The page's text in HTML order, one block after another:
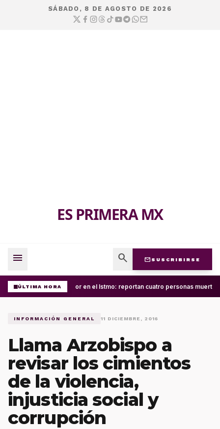
SÁBADO, 8 DE AGOSTO DE 2026
ES PRIMERA MX
menu search mail SUSCRIBIRSE
ÚLTIMA HORA Terror en el Istmo: reportan cuatro personas
INFORMACIÓN GENERAL 11 DICIEMBRE, 2016
Llama Arzobispo a
revisar los cimientos
de la violencia,
injusticia social y
corrupción